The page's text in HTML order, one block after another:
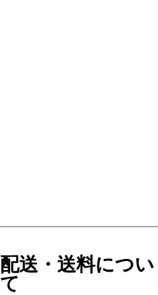
配送・送料につい
て